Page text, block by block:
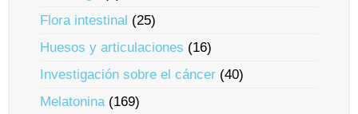
Flora intestinal (25)
Huesos y articulaciones (16)
Investigación sobre el cáncer (40)
Melatonina(169)